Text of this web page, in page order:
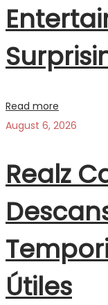
Read more
August 6, 2026
Realz
Útiles